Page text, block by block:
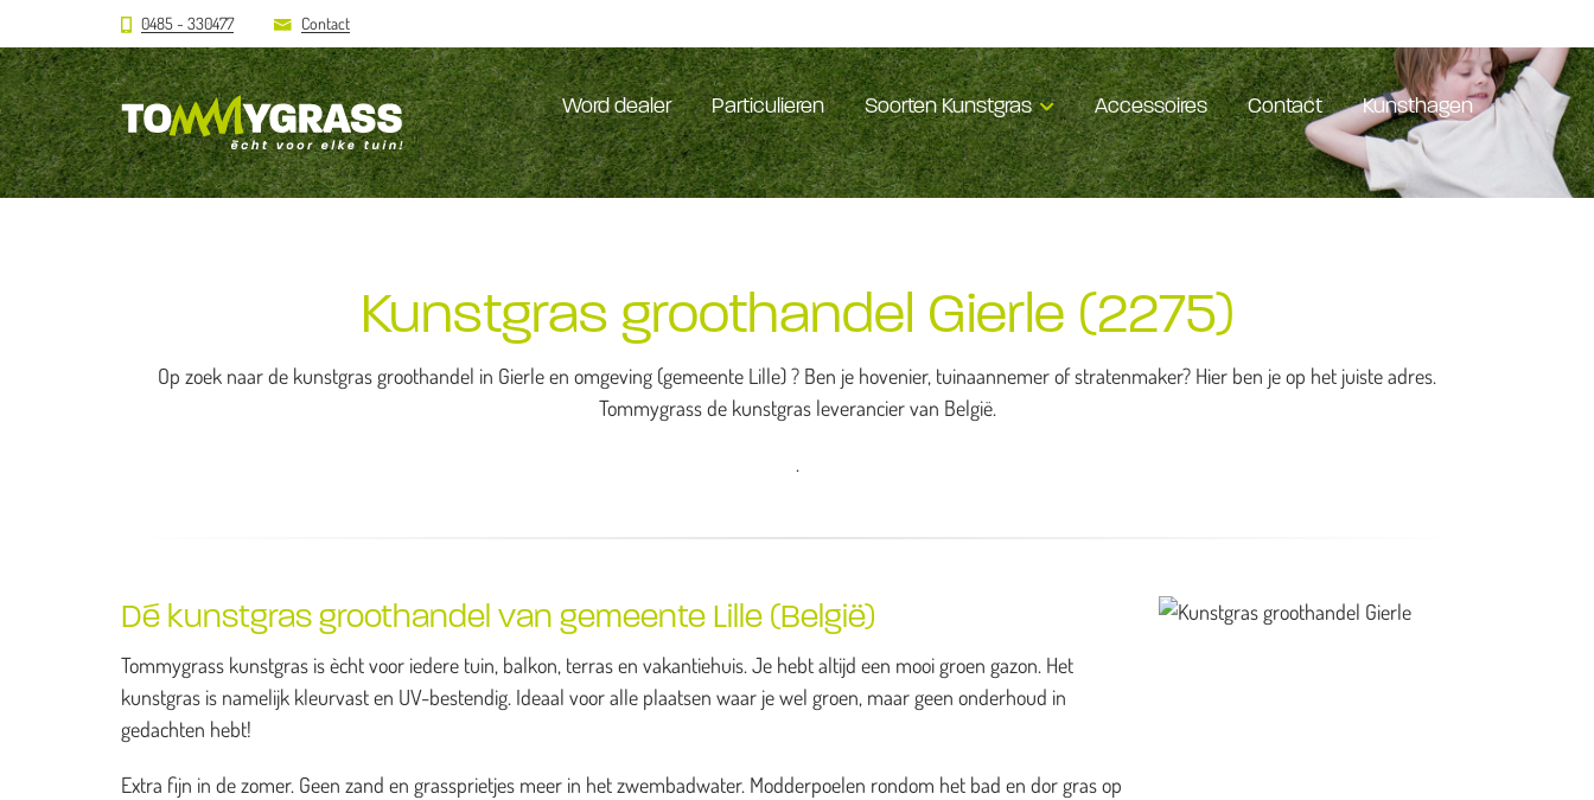
0485 - 330477 Contact
Word dealer Particulieren Soorten Kunstgras Accessoires Contact Kunsthagen
Kunstgras groothandel Gierle (2275)
Op zoek naar de kunstgras groothandel in Gierle en omgeving (gemeente Lille) ? Ben je hovenier, tuinaannemer of stratenmaker? Hier ben je op het juiste adres.
Tommygrass de kunstgras leverancier van België.
.
Dé kunstgras groothandel van gemeente Lille (België)
Tommygrass kunstgras is ècht voor iedere tuin, balkon, terras en vakantiehuis. Je hebt altijd een mooi groen gazon. Het
kunstgras is namelijk kleurvast en UV-bestendig. Ideaal voor alle plaatsen waar je wel groen, maar geen onderhoud in
gedachten hebt!
Extra fijn in de zomer. Geen zand en grassprietjes meer in het zwembadwater. Modderpoelen rondom het bad en dor gras op